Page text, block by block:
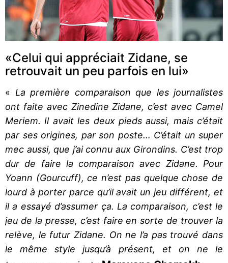
«Celui qui appréciait Zidane, se
retrouvait un peu parfois en lui»
« La première comparaison que les journalistes
ont faite avec Zinedine Zidane, c’est avec Camel
Meriem. Il avait les deux pieds aussi, mais c’était
par ses origines, par son poste… C’était un super
mec aussi, que j’ai connu aux Girondins. C’est trop
dur de faire la comparaison avec Zidane. Pour
Yoann (Gourcuff), ce n’est pas quelque chose de
lourd à porter parce qu’il avait un jeu différent, et
il a essayé d’assumer ça. La comparaison, c’est le
jeu de la presse, c’est faire en sorte de trouver la
relève, le futur Zidane. On ne l’a pas trouvé dans
le même style jusqu’à présent, et on ne le